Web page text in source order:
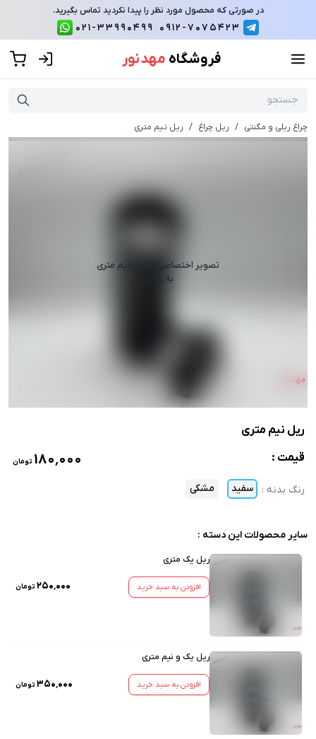
در صورتی که محصول مورد نظر را پیدا نکردید تماس بگیرید.
0912-7075423
021-33990499
فروشگاه مهد نور
چراغ ریلی و مگنتی / ریل چراغ / ریل نیم متری
تصویر اختصاصی از
ریل نیم متری
به زودی
ریل نیم متری
قیمت :
۱۸۰٬۰۰۰ تومان
رنگ بدنه : سفید مشکی
سایر محصولات این دسته :
تصویر
به زودی
ریل یک متری
افزودن به سبد خرید ۲۵۰٬۰۰۰ تومان
تصویر
به زودی
ریل یک و نیم متری
افزودن به سبد خرید ۳۵۰٬۰۰۰ تومان